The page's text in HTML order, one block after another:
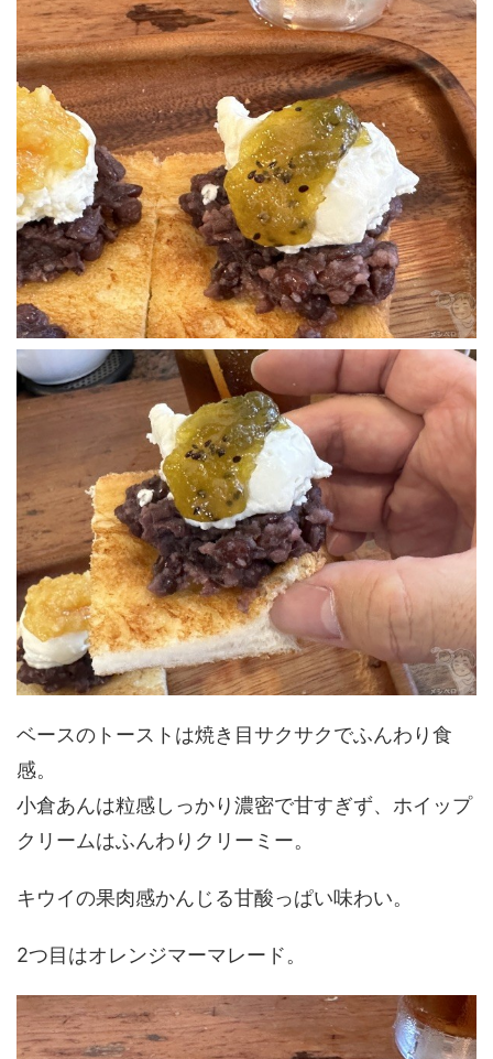
ベースのトーストは焼き目サクサクでふんわり食
感。
小倉あんは粒感しっかり濃密で甘すぎず、ホイップ
クリームはふんわりクリーミー。
キウイの果肉感かんじる甘酸っぱい味わい。
2つ目はオレンジマーマレード。